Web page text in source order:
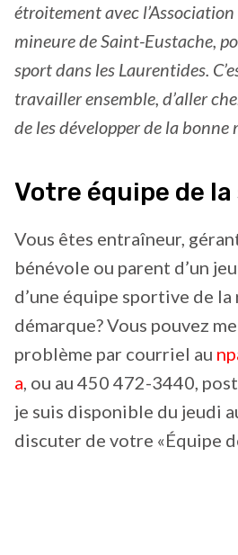
étroitement avec
mineure de Saint-Eustache,
sport dans les Laurentides.
travailler ensemble, d’aller
de les développer de la bonne
Votre équipe de
Vous êtes entraîneur,
bénévole ou parent d’un
d’une équipe sportive de la
démarque? Vous pouvez
problème par courriel au
a, ou au 450 472-3440,
je suis disponible du jeudi
discuter de votre «Équipe